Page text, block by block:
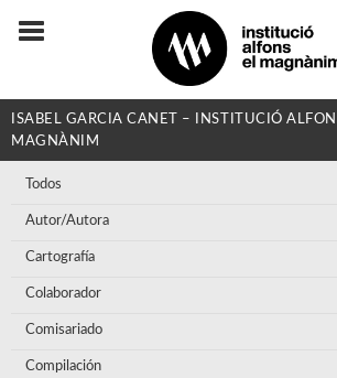
ISABEL GARCIA CANET – INSTITUCIÓ
MAGNÀNIM
Todos
Autor/Autora
Cartografía
Colaborador
Comisariado
Compilación